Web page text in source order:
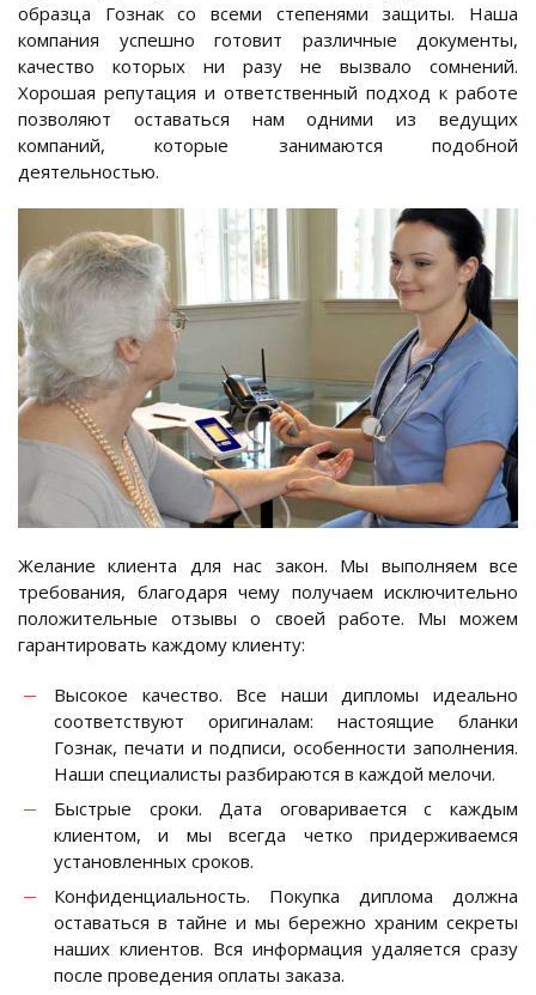
образца Гознак со всеми степенями защиты. Наша
компания успешно готовит различные документы,
качество которых ни разу не вызвало сомнений.
Хорошая репутация и ответственный подход к работе
позволяют оставаться нам одними из ведущих
компаний, которые занимаются подобной
деятельностью.
Желание клиента для нас закон. Мы выполняем все
требования, благодаря чему получаем исключительно
положительные отзывы о своей работе. Мы можем
гарантировать каждому клиенту:
Высокое качество. Все наши дипломы идеально
соответствуют оригиналам: настоящие бланки
Гознак, печати и подписи, особенности заполнения.
Наши специалисты разбираются в каждой мелочи.
Быстрые сроки. Дата оговаривается с каждым
клиентом, и мы всегда четко придерживаемся
установленных сроков.
Конфиденциальность. Покупка диплома должна
оставаться в тайне и мы бережно храним секреты
наших клиентов. Вся информация удаляется сразу
после проведения оплаты заказа.